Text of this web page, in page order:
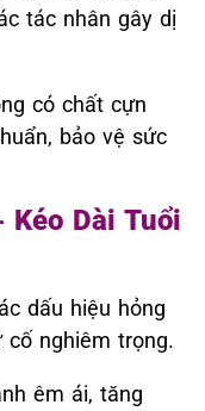
tác nhân gây dị
có chất cựn
bảo vệ sức
Kéo Dài Tuổi
dấu hiệu hỏng
cố nghiêm trọng.
êm ái, tăng